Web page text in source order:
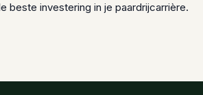
beste investering in je paardrijcarrière.